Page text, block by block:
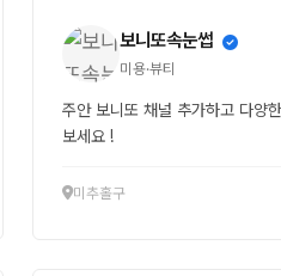
보니또속눈썹
미용·뷰티
주안 보니또 채널 추가하고 다양한 혜택을 가장 먼저 받아
보세요 !
미추홀구